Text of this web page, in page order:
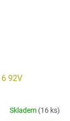
92V
Skladem (16 ks)